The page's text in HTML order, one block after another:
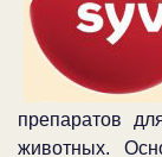
препаратов
животных.